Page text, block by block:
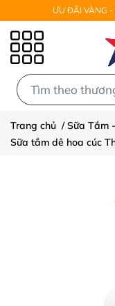
ƯU ĐÃI VÀNG -
Trang chủ /Sữa Tắm
Sữa tắm dê hoa cúc